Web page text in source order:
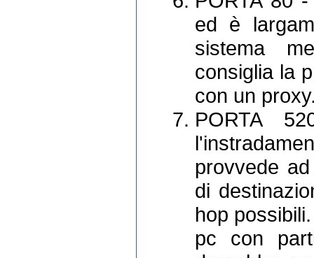
ed è
sistema
consiglia la
con un
PORTA
provvede
di
hop
pc con